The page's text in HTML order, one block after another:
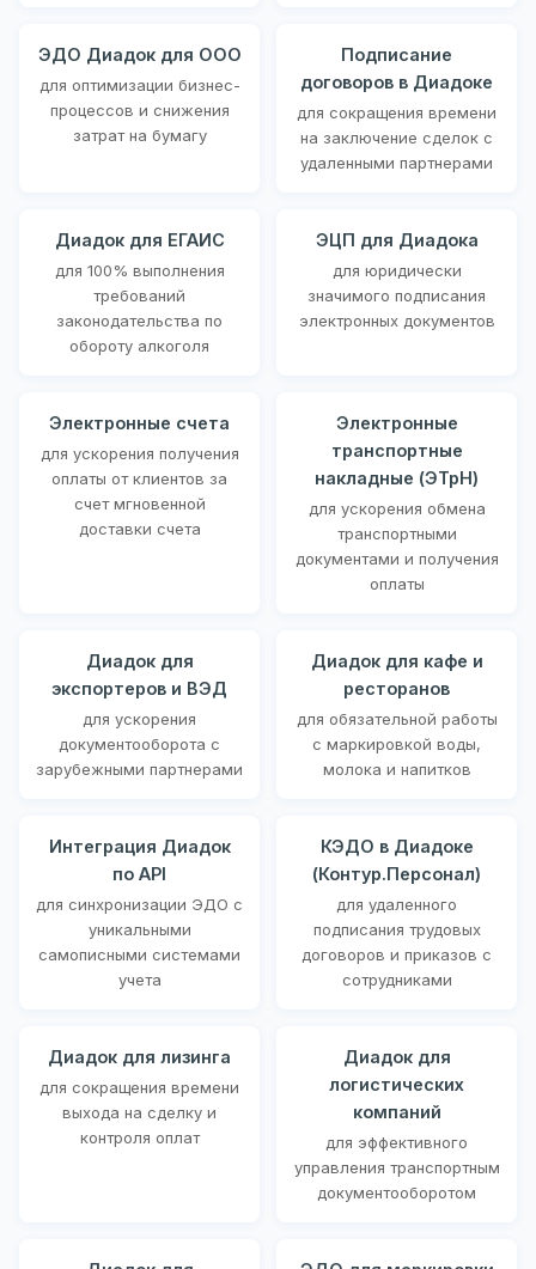
ЭДО Диадок для ООО
для оптимизации бизнес-
процессов и снижения
затрат на бумагу
Подписание
договоров в Диадоке
для сокращения времени
на заключение сделок с
удаленными партнерами
Диадок для ЕГАИС
для 100% выполнения
требований
законодательства по
обороту алкоголя
ЭЦП для Диадока
для юридически
значимого подписания
электронных документов
Электронные счета
для ускорения получения
оплаты от клиентов за
счет мгновенной
доставки счета
Электронные
транспортные
накладные (ЭТрН)
для ускорения обмена
транспортными
документами и получения
оплаты
Диадок для
экспортеров и ВЭД
для ускорения
документооборота с
зарубежными партнерами
Диадок для кафе и
ресторанов
для обязательной работы
с маркировкой воды,
молока и напитков
Интеграция Диадок
по API
для синхронизации ЭДО с
уникальными
самописными системами
учета
КЭДО в Диадоке
(Контур.Персонал)
для удаленного
подписания трудовых
договоров и приказов с
сотрудниками
Диадок для лизинга
для сокращения времени
выхода на сделку и
контроля оплат
Диадок для
логистических
компаний
для эффективного
управления транспортным
документооборотом